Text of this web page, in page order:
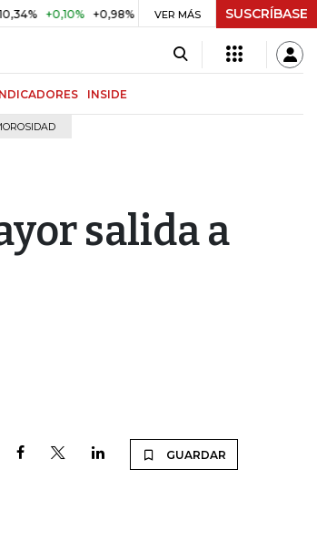
+0,10% +0,98% UVR $ 416,86 +$ 0,05 +0,01%
VER MÁS SUSCRÍBASE
INSIDE
salida a
GUARDAR